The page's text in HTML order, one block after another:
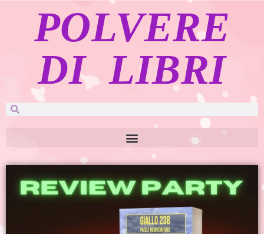
POLVERE
DI LIBRI